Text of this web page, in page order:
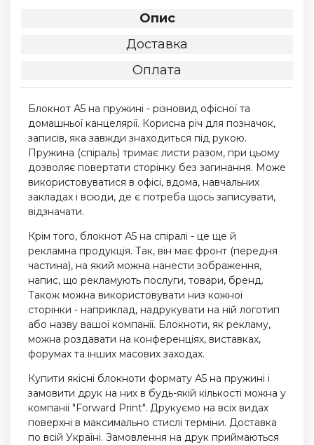
Опис
Доставка
Оплата
Блокнот А5 на пружині - різновид офісної та
домашньої канцелярії. Корисна річ для позначок,
записів, яка завжди знаходиться під рукою.
Пружина (спіраль) тримає листи разом, при цьому
дозволяє повертати сторінку без загинання. Може
використовуватися в офісі, вдома, навчальних
закладах і всюди, де є потреба щось записувати,
відзначати. ​​
Крім того, блокнот А5 на спіралі - це ще й
рекламна продукція. Так, він має фронт (передня
частина), на який можна нанести зображення,
напис, що рекламують послуги, товари, бренд.
Також можна використовувати низ кожної
сторінки - наприклад, надрукувати на ній логотип
або назву вашої компанії. Блокноти, як рекламу,
можна роздавати на конференціях, виставках,
форумах та інших масових заходах.
Купити якісні блокноти формату А5 на пружині і
замовити друк на них в будь-якій кількості можна у
компанії "Forward Print". Друкуємо на всіх видах
поверхні в максимально стислі терміни. Доставка
по всій Україні. Замовлення на друк приймаються